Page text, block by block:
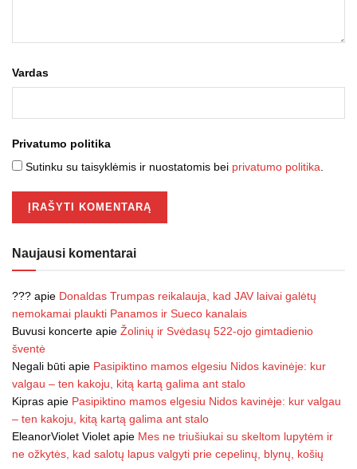
Vardas
Privatumo politika
Sutinku su taisyklėmis ir nuostatomis bei privatumo politika
Naujausi komentarai
??? apie Donaldas Trumpas reikalauja, kad JAV laivai galėtų
nemokamai plaukti Panamos ir Sueco kanalais
Buvusi koncerte apie Žolinių ir Svėdasų 522-ojo gimtadienio
šventė
Negali būti apie Pasipiktino mamos elgesiu Nidos kavinėje: kur
valgau – ten kakoju, kitą kartą galima ant stalo
Kipras apie Pasipiktino mamos elgesiu Nidos kavinėje: kur valgau
– ten kakoju, kitą kartą galima ant stalo
EleanorViolet Violet apie Mes ne triušiukai su skeltom lupytėm ir
ne ožkytės, kad salotų lapus valgyti prie cepelinų, blynų, košių